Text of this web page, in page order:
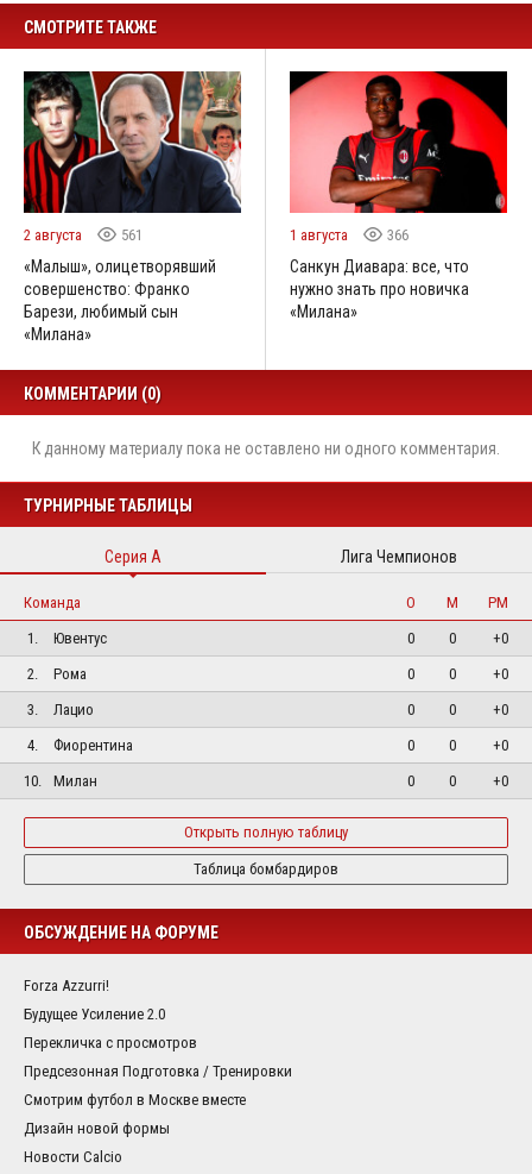
СМОТРИТЕ ТАКЖЕ
2 августа 561
«Малыш», олицетворявший
совершенство: Франко
Барези, любимый сын
«Милана»
1 августа 366
Санкун Диавара: все, что
нужно знать про новичка
«Милана»
КОММЕНТАРИИ (0)
К данному материалу пока не оставлено ни одного комментария.
ТУРНИРНЫЕ ТАБЛИЦЫ
Серия А Лига Чемпионов
Команда О М
РМ
1.
Ювентус 0 0
+0
2.
Рома 0 0
+0
3.
Лацио 0 0
+0
4.
Фиорентина 0 0
+0
10.
Милан 0 0 +0
Открыть полную таблицу
Таблица бомбардиров
ОБСУЖДЕНИЕ НА ФОРУМЕ
Forza Azzurri!
Будущее Усиление 2.0
Перекличка с просмотров
Предсезонная Подготовка / Тренировки
Смотрим футбол в Москве вместе
Дизайн новой формы
Новости Calcio